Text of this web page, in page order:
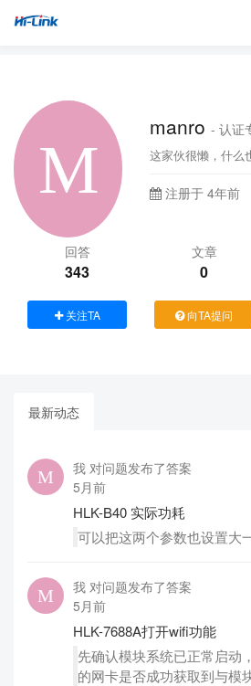
manro- 认证
这家伙很懒，什么
注册于 4年前
回答
343
文章
0
关注TA 向TA提问
最新动态
我 对问题发布了答案
5月前
HLK-B40 实际功耗
可以把这两个参数也设置大
我 对问题发布了答案
5月前
HLK-7688A打开wifi功能
先确认模块系统已正常启动
的网卡是否成功获取到与模